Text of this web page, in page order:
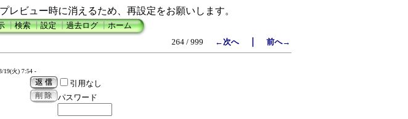
ビュー時に消えるため、再設定をお願いします。
┃検索┃設定┃過去ログ┃ホーム
264 / 999
←次へ｜ 前へ→
19(火) 7:54 -
引用なし
パスワード